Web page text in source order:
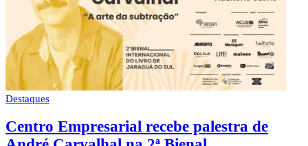
Destaques
Centro Empresarial recebe palestra de